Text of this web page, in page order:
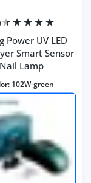
Power UV LED
Smart Sensor
Nail Lamp
102W-green